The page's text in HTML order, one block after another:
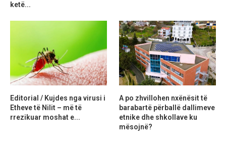
ketë...
Editorial / Kujdes nga virusi i
Etheve të Nilit – më të
rrezikuar moshat e...
A po zhvillohen nxënësit të
barabartë përballë dallimeve
etnike dhe shkollave ku
mësojnë?